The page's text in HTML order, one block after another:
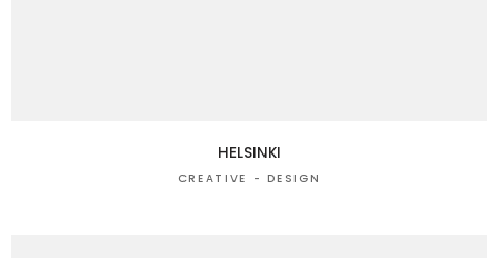
HELSINKI
CREATIVE DESIGN